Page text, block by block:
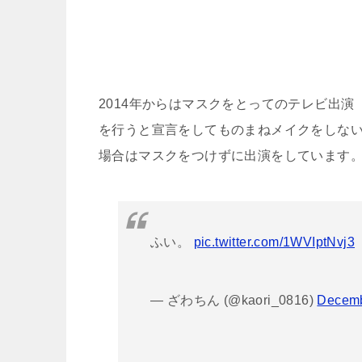
2014年からはマスクをとってのテレビ出演
を行うと宣言をしてものまねメイクをしない
場合はマスクをつけずに出演をしています。
ふい。 pic.twitter.com/1WVIptNvj3
— ざわちん (@kaori_0816)